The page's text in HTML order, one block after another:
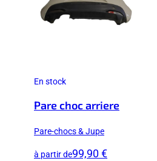
En stock
Pare choc arriere
Pare-chocs & Jupe
à partir de99,90 €